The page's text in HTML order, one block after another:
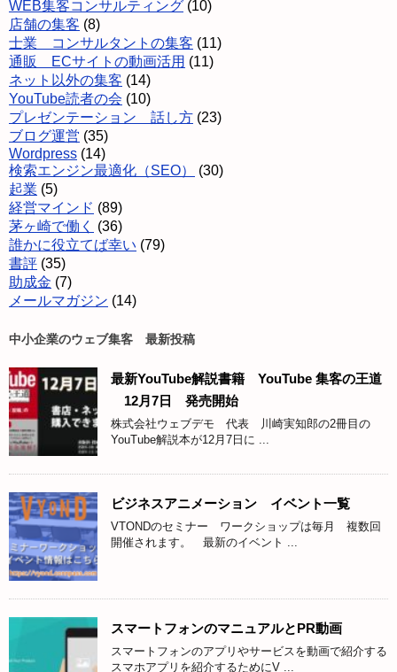
WEB集客コンサルティング (10)
店舗の集客 (8)
士業 コンサルタントの集客 (11)
通販 ECサイトの動画活用 (11)
ネット以外の集客 (14)
YouTube読者の会 (10)
プレゼンテーション 話し方 (23)
ブログ運営 (35)
Wordpress (14)
検索エンジン最適化（SEO）
(30)
起業 (5)
経営マインド (89)
茅ヶ崎で働く
(36)
誰かに役立てば幸い (79)
書評 (35)
助成金 (7)
メールマガジン (14)
中小企業のウェブ集客 最新投稿
最新YouTube解説書籍 YouTube 集客の王道
12月7日 発売開始
株式会社ウェブデモ 代表 川崎実知郎の2冊目の
YouTube解説本が12月7日に ...
ビジネスアニメーション イベント一覧
VTONDのセミナー ワークショップは毎月 複数回
開催されます。 最新のイベント ...
スマートフォンのマニュアルとPR動画
スマートフォンのアプリやサービスを動画で紹介する
スマホアプリを紹介するためにV ...